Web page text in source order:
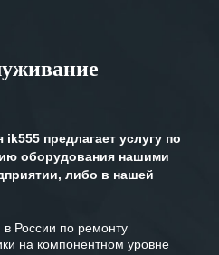
хочется отметить высокую
помочь в самых сложных
ценим сложившиеся
партнерские
и искренне желаем
предлагает услугу по
оборудования нашими
либо в нашей
России по ремонту
на компонентном уровне